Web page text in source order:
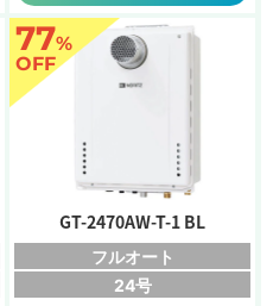
77%
OFF
GT-2470AW-T-1 BL
フルオート
24号